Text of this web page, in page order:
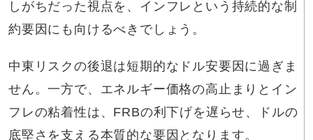
しがちだった視点を、インフレという持続的な制
約要因にも向けるべきでしょう。
中東リスクの後退は短期的なドル安要因に過ぎま
せん。一方で、エネルギー価格の高止まりとイン
フレの粘着性は、FRBの利下げを遅らせ、ドルの
底堅さを支える本質的な要因となります。